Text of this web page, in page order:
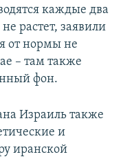
каждые два
растет, заявили
от нормы не
– там также
фон.
Израиль также
и
иранской